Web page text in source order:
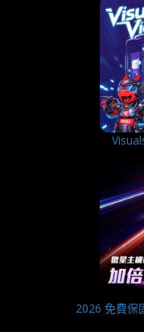
2026 免費保